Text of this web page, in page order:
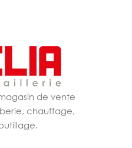
de vente
chauffage,